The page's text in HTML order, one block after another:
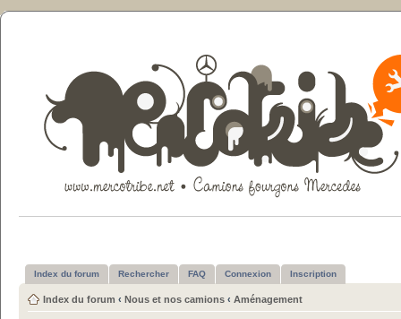
Index du forum Rechercher FAQ Connexion Inscription
Index du forum ‹ Nous et nos camions ‹ Aménagement